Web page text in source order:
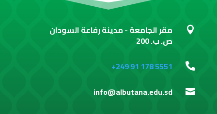
 مقر الجامعة - مدينة رفاعة السودان
ص. ب. 200

+249 91 178 5551

info@albutana.edu.sd